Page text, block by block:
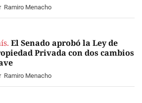
Ramiro Menacho
El Senado aprobó la Ley de
Privada con dos cambios
Ramiro Menacho